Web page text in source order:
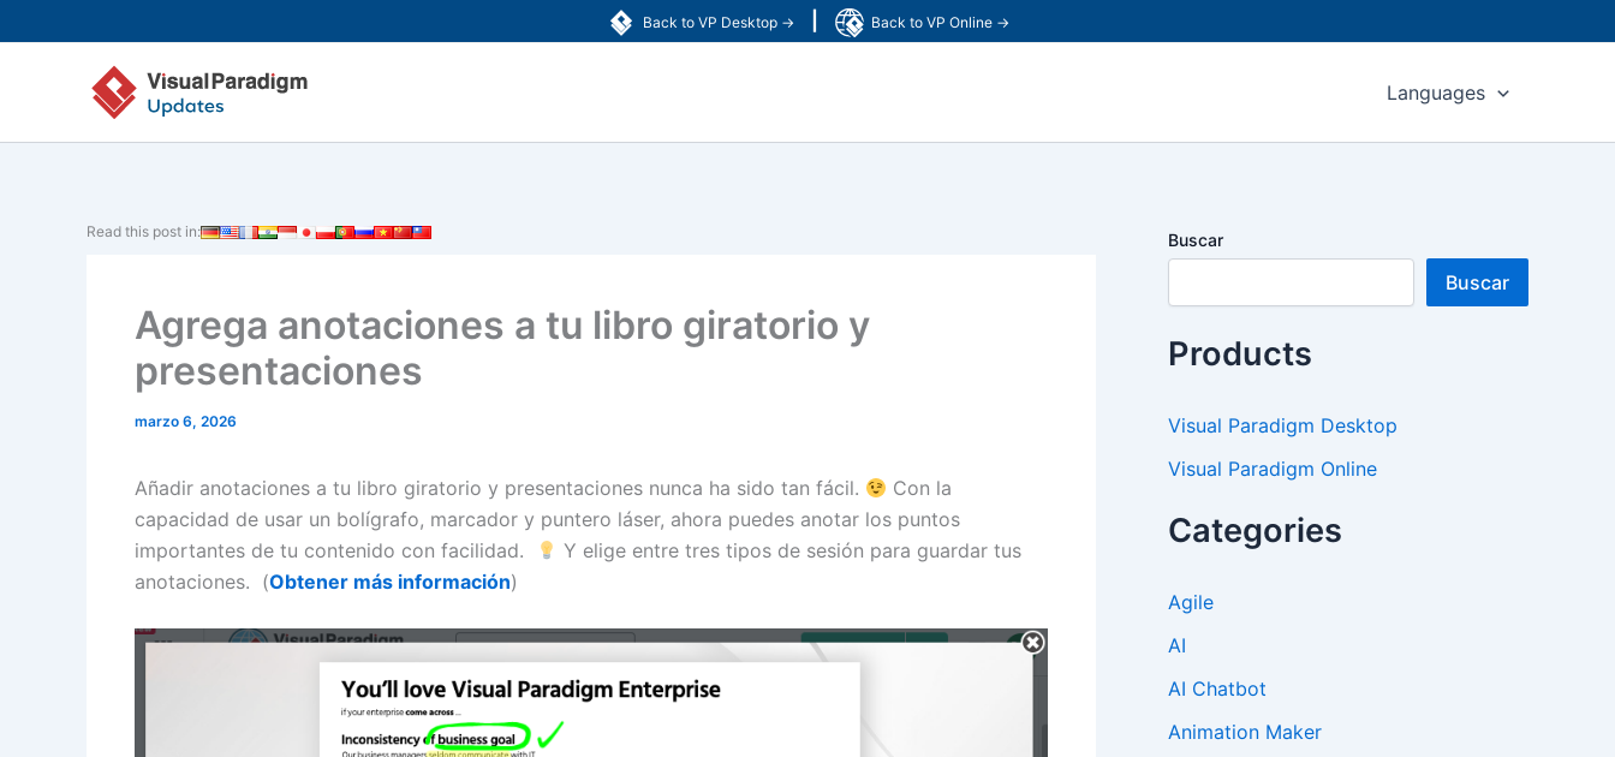
Back to VP Desktop → Back to VP Online →
al
Languages
Read this post in:
Agrega anotaciones a tu libro giratorio y
presentaciones
marzo 6, 2026
Añadir anotaciones a tu libro giratorio y presentaciones nunca ha sido tan fácil.
Con la
capacidad de usar un bolígrafo, marcador y puntero láser, ahora puedes anotar los puntos
importantes de tu contenido con facilidad.
Y elige entre tres tipos de sesión para guardar tus
anotaciones. (Obtener más información)
Buscar
Buscar
Products
Visual Paradigm Desktop
Visual Paradigm Online
Categories
Agile
AI
AI Chatbot
Animation Maker